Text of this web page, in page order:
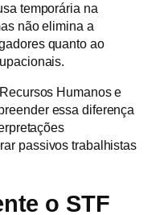
temporária na
não elimina a
quanto ao
Humanos e
essa diferença
passivos trabalhistas
o STF